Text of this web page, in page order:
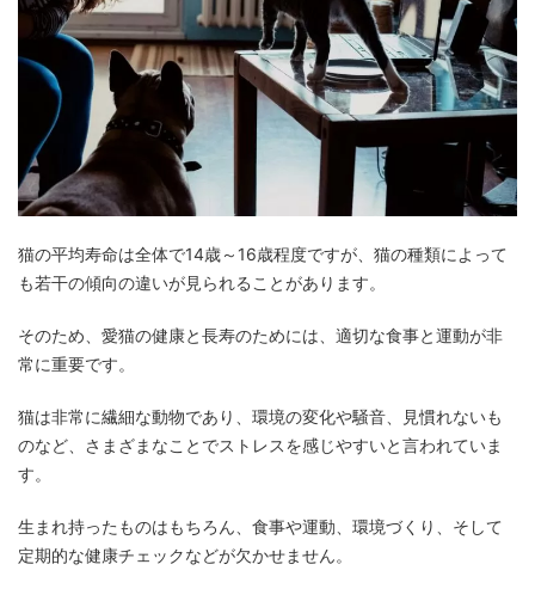
猫の平均寿命は全体で14歳～16歳程度ですが、猫の種類によって
も若干の傾向の違いが見られることがあります。
そのため、愛猫の健康と長寿のためには、適切な食事と運動が非
常に重要です。
猫は非常に繊細な動物であり、環境の変化や騒音、見慣れないも
のなど、さまざまなことでストレスを感じやすいと言われていま
す。
生まれ持ったものはもちろん、食事や運動、環境づくり、そして
定期的な健康チェックなどが欠かせません。